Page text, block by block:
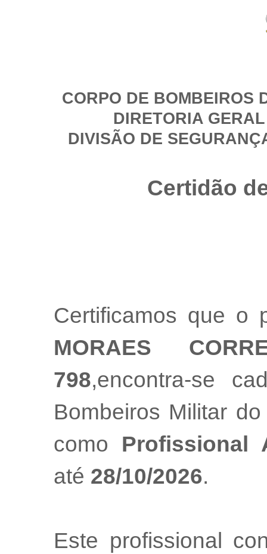
CORPO DE BOMBEIROS
DIRETORIA
DIVISÃO DE
Certidão
Certificamos que o
MORAES
798,encontra-se
Bombeiros Militar
como Profissional
até 28/10/2026.
Este profissional